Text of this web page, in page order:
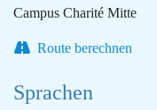
Campus Charité Mitte
Route berechnen
Sprachen